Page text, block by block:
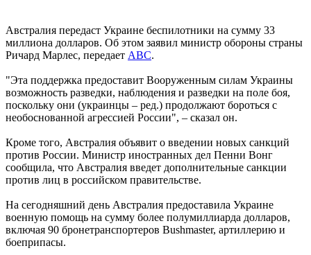
Австралия передаст Украине беспилотники на сумму 33
миллиона долларов. Об этом заявил министр обороны страны
Ричард Марлес, передает ABC.
"Эта поддержка предоставит Вооруженным силам Украины
возможность разведки, наблюдения и разведки на поле боя,
поскольку они (украинцы – ред.) продолжают бороться с
необоснованной агрессией России", – сказал он.
Кроме того, Австралия объявит о введении новых санкций
против России. Министр иностранных дел Пенни Вонг
сообщила, что Австралия введет дополнительные санкции
против лиц в российском правительстве.
На сегодняшний день Австралия предоставила Украине
военную помощь на сумму более полумиллиарда долларов,
включая 90 бронетранспортеров Bushmaster, артиллерию и
боеприпасы.